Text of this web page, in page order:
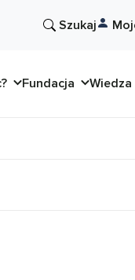
Szukaj
Fundacja Wiedza